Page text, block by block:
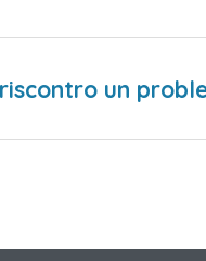
riscontro un